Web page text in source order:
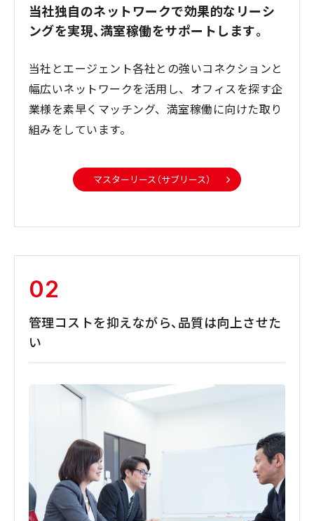
当社独自のネットワークで効果的なリーシ
ングを実現、満室稼働をサポートします。
当社とエージェント各社との強いコネクションと
幅広いネットワークを活用し、オフィスを探す企
業様を素早くマッチング、満室稼働に向けた取り
組みをしています。
マスターリース（サブリース）
02
管理コストを抑えながら、品質は向上させた
い